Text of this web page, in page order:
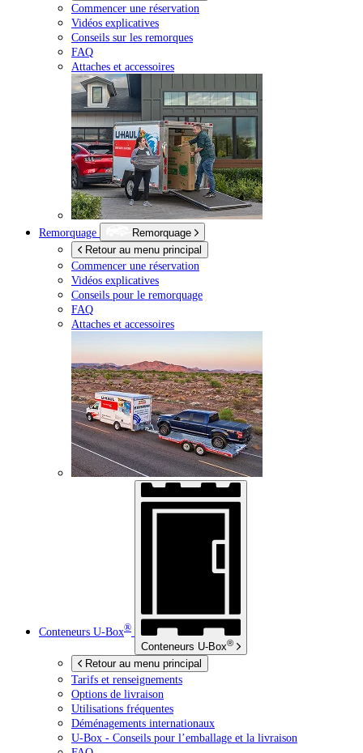
Commencer une réservation
Vidéos explicatives
Conseils sur les remorques
FAQ
Attaches et accessoires
Remorquage
Remorquage
Retour au menu principal
Commencer une réservation
Vidéos explicatives
Conseils pour le remorquage
FAQ
Attaches et accessoires
Conteneurs U-Box®
Conteneurs U-Box®
Retour au menu principal
Tarifs et renseignements
Options de livraison
Utilisations fréquentes
Déménagements internationaux
U-Box - Conseils pour l’emballage et la livraison